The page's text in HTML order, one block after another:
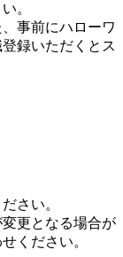
。
事前にハローワ
録いただくとス
さい。
更となる場合が
ください。